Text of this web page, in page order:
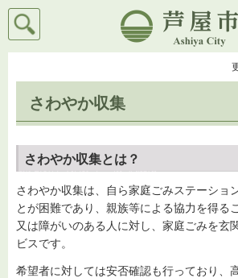
芦屋市
検索
さわやか収集
さわやか収集とは？
さわやか収集は、自ら家庭ごみステーショ
とが困難であり、親族等による協力を得る
又は障がいのある人に対し、家庭ごみを玄
ビスです。
希望者に対しては安否確認も行っており、